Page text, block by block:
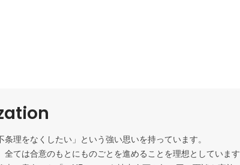
条理をなくしたい」という強い思いを持っています。
全ては合意のもとにものごとを進めることを理想としていま